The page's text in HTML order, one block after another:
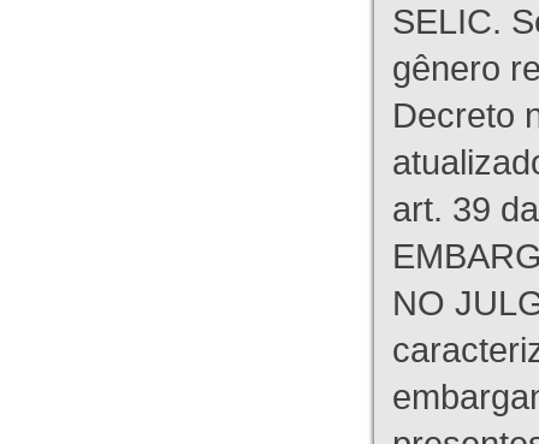
SELIC.
gênero
Decreto
art. 39
NO